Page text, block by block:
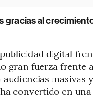
gracias al
digital
gran fuerza frente
masivas
convertido en